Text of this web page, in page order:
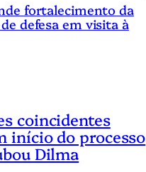
fortalecimento da
defesa em visita à
coincidentes
início do processo
Dilma